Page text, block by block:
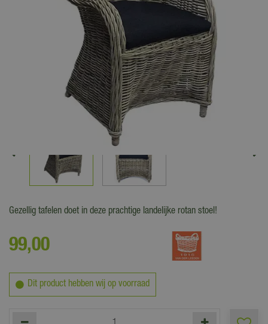
Gezellig tafelen doet in deze prachtige landelijke rotan stoel!
99,00
Dit product hebben wij op voorraad